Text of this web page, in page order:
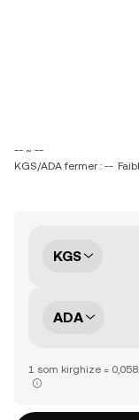
-- ~ --
KGS/ADA fermer : --
KGS
ADA
1 som kirghize =